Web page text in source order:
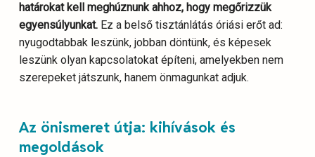
határokat kell meghúznunk ahhoz, hogy megőrizzük
egyensúlyunkat.Ez a belső tisztánlátás óriási erőt ad:
nyugodtabbak leszünk, jobban döntünk, és képesek
leszünk olyan kapcsolatokat építeni, amelyekben nem
szerepeket játszunk, hanem önmagunkat adjuk.
Az önismeret útja: kihívások és
megoldások